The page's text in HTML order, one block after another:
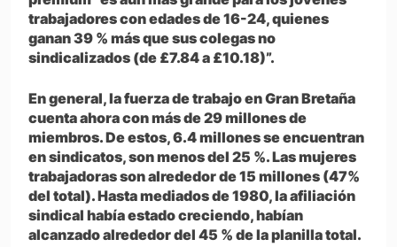
trabajadores con edades de 16-24, quienes
ganan 39 % más que sus colegas no
sindicalizados (de £7.84 a £10.18)”.
En general, la fuerza de trabajo en Gran Bretaña
cuenta ahora con más de 29 millones de
miembros. De estos, 6.4 millones se encuentran
en sindicatos, son menos del 25 %. Las mujeres
trabajadoras son alrededor de 15 millones (47%
del total). Hasta mediados de 1980, la afiliación
sindical había estado creciendo, habían
alcanzado alrededor del 45 % de la planilla total.